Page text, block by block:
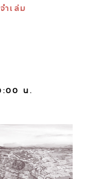
ำเล่ม
น.